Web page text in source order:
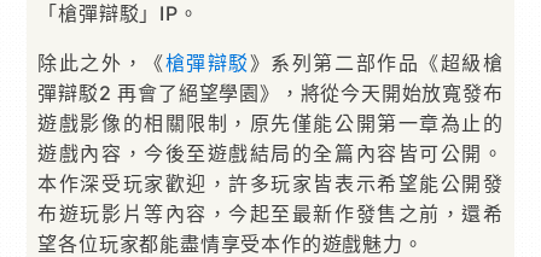
「槍彈辯駁」IP。
除此之外，《槍彈辯駁》系列第二部作品《超級槍
彈辯駁2 再會了絕望學園》，將從今天開始放寬發布
遊戲影像的相關限制，原先僅能公開第一章為止的
遊戲內容，今後至遊戲結局的全篇內容皆可公開。
本作深受玩家歡迎，許多玩家皆表示希望能公開發
布遊玩影片等內容，今起至最新作發售之前，還希
望各位玩家都能盡情享受本作的遊戲魅力。